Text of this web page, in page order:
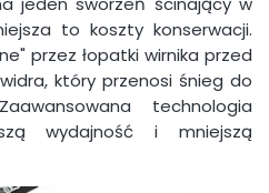
to koszty konserwacji.
przez łopatki wirnika przed
który przenosi śnieg do
technologia
wydajność i mniejszą